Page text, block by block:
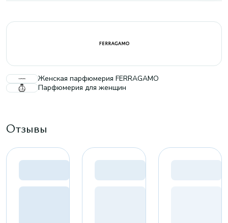
Женская парфюмерия FERRAGAMO
Парфюмерия для женщин
Отзывы